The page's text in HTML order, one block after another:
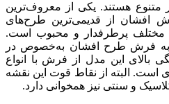
هستند. یکی از معروف‌ترین
افشان از قدیمی‌ترین طرح‌های
مختلف پرطرفدار و محبوب است.
به فرش طرح افشان به‌خصوص در
بالای این مدل از فرش با انواع
است. البته از نقاط قوت این نقشه
و سنتی نیز همخوانی دارد.